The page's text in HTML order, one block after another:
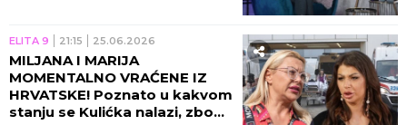
ELITA 9 21:15 25.06.2026
MILJANA I MARIJA
MOMENTALNO VRAĆENE IZ
HRVATSKE! Poznato u kakvom
stanju se Kulićka nalazi, zbog